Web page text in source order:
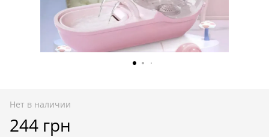
Нет в наличии
244 грн